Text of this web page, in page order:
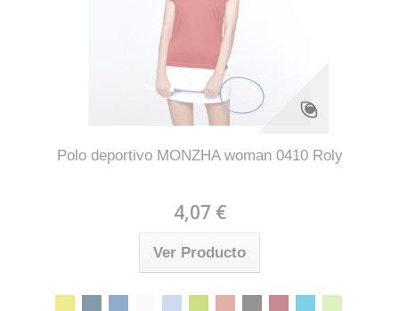
Polo deportivo MONZHA woman 0410 Roly
4,07 €
Ver Producto